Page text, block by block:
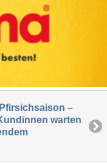
–
warten